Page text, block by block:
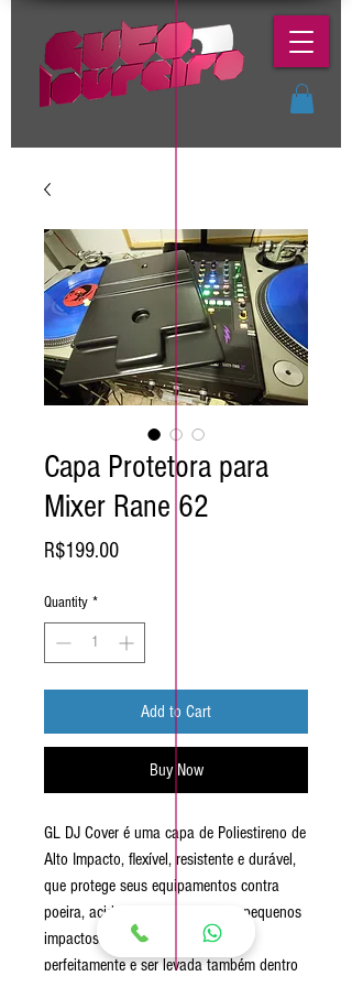
Capa Protetora para
Mixer Rane 62
R$199.00Price
Quantity *
Add to Cart
Buy Now
GL DJ Cover é uma capa de Poliestireno de
Alto Impacto, flexível, resistente e durável,
que protege seus equipamentos contra
poeira, acidentes com líquidos e pequenos
impactos.Projetada para encaixar
perfeitamente e ser levada também dentro